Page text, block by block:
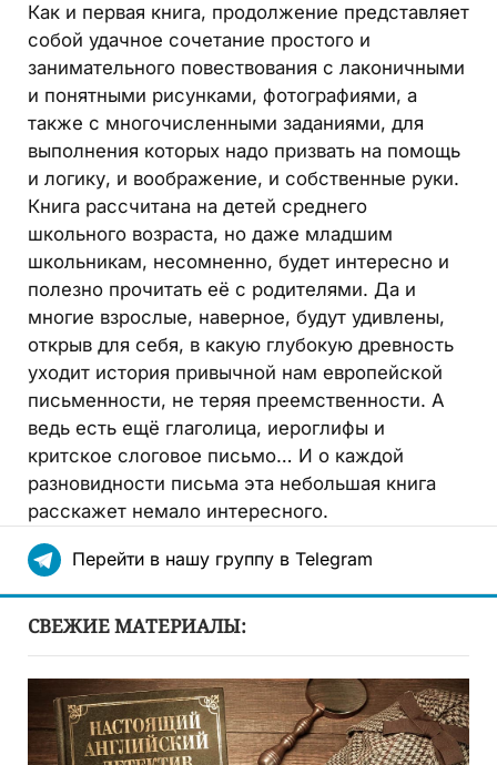
Как и первая книга, продолжение представляет
собой удачное сочетание простого и
занимательного повествования с лаконичными
и понятными рисунками, фотографиями, а
также с многочисленными заданиями, для
выполнения которых надо призвать на помощь
и логику, и воображение, и собственные руки.
Книга рассчитана на детей среднего
школьного возраста, но даже младшим
школьникам, несомненно, будет интересно и
полезно прочитать её с родителями. Да и
многие взрослые, наверное, будут удивлены,
открыв для себя, в какую глубокую древность
уходит история привычной нам европейской
письменности, не теряя преемственности. А
ведь есть ещё глаголица, иероглифы и
критское слоговое письмо… И о каждой
разновидности письма эта небольшая книга
расскажет немало интересного.
Перейти в нашу группу в Telegram
СВЕЖИЕ МАТЕРИАЛЫ: